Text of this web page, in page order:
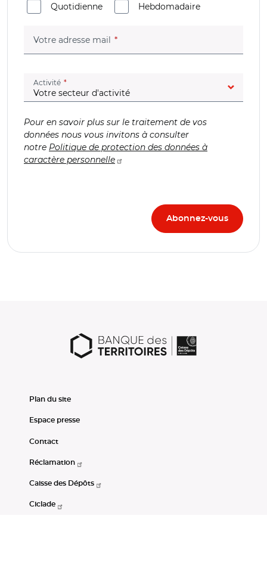
Quotidienne
Hebdomadaire
Votre adresse mail (champ obligatoire)
Activité (champ obligatoire)
Pour en savoir plus sur le traitement de vos
données nous vous invitons à consulter
notre Politique de protection des données à
caractère personnelle
Plan du site
Espace presse
Contact
Réclamation
Caisse des Dépôts
Ciclade